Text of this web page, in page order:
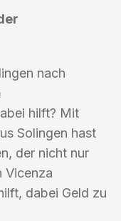
nach
hilft? Mit
Solingen hast
der nicht nur
Vicenza
dabei Geld zu